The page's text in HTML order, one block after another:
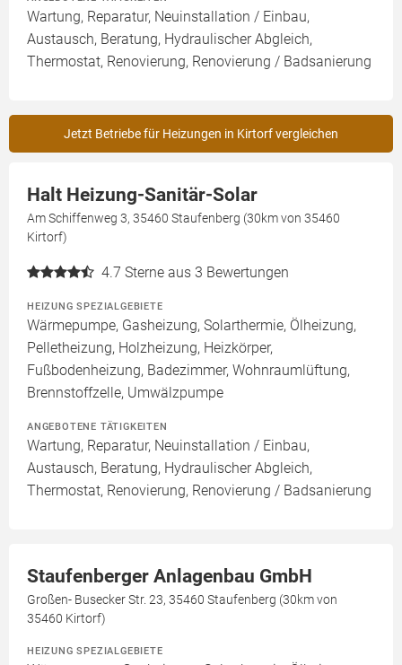
Wartung, Reparatur, Neuinstallation / Einbau,
Austausch, Beratung, Hydraulischer Abgleich,
Thermostat, Renovierung, Renovierung / Badsanierung
Jetzt Betriebe für Heizungen in Kirtorf vergleichen
Halt Heizung-Sanitär-Solar
Am Schiffenweg 3, 35460 Staufenberg (30km von 35460
Kirtorf)
4.7 Sterne aus 3 Bewertungen
HEIZUNG SPEZIALGEBIETE
Wärmepumpe, Gasheizung, Solarthermie, Ölheizung,
Pelletheizung, Holzheizung, Heizkörper,
Fußbodenheizung, Badezimmer, Wohnraumlüftung,
Brennstoffzelle, Umwälzpumpe
ANGEBOTENE TÄTIGKEITEN
Wartung, Reparatur, Neuinstallation / Einbau,
Austausch, Beratung, Hydraulischer Abgleich,
Thermostat, Renovierung, Renovierung / Badsanierung
Staufenberger Anlagenbau GmbH
Großen- Busecker Str. 23, 35460 Staufenberg (30km von
35460 Kirtorf)
HEIZUNG SPEZIALGEBIETE